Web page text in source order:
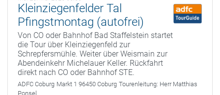
Kleinziegenfelder Tal
Pfingstmontag (autofrei)
Von CO oder Bahnhof Bad Staffelstein startet
die Tour über Kleinziegenfeld zur
Schrepfersmühle. Weiter über Weismain zur
Abendeinkehr Michelauer Keller. Rückfahrt
direkt nach CO oder Bahnhof STE.
ADFC Coburg Markt 1 96450 Coburg Tourenleitung: Herr Matthias
Ponsel